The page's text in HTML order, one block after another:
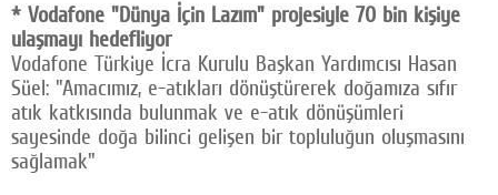
* Vodafone "Dünya İçin Lazım" projesiyle 70 bin kişiye
ulaşmayı hedefliyor
Vodafone Türkiye İcra Kurulu Başkan Yardımcısı Hasan
Süel: "Amacımız, e-atıkları dönüştürerek doğamıza sıfır
atık katkısında bulunmak ve e-atık dönüşümleri
sayesinde doğa bilinci gelişen bir topluluğun oluşmasını
sağlamak"